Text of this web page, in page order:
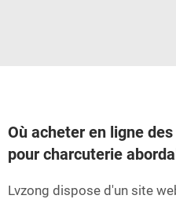
Où acheter en ligne
pour charcuterie
Lvzong dispose d'un site